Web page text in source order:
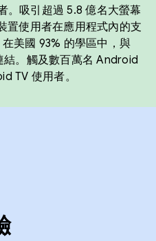
。吸引超過 5.8 億名大螢幕
置使用者在應用程式內的支
美國 93% 的學區中，與
。觸及數百萬名 Android
TV 使用者。